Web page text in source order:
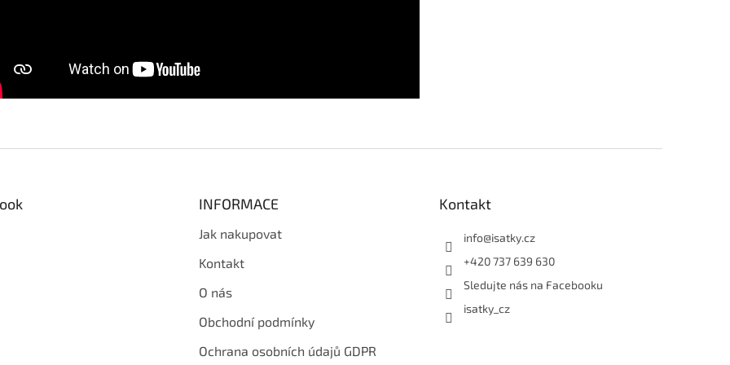
INFORMACE
Jak nakupovat
Kontakt
O nás
Obchodní podmínky
Ochrana osobních údajů GDPR
Kontakt
info@isatky.cz
+420 737 639 630
Sledujte nás na Facebooku
isatky_cz